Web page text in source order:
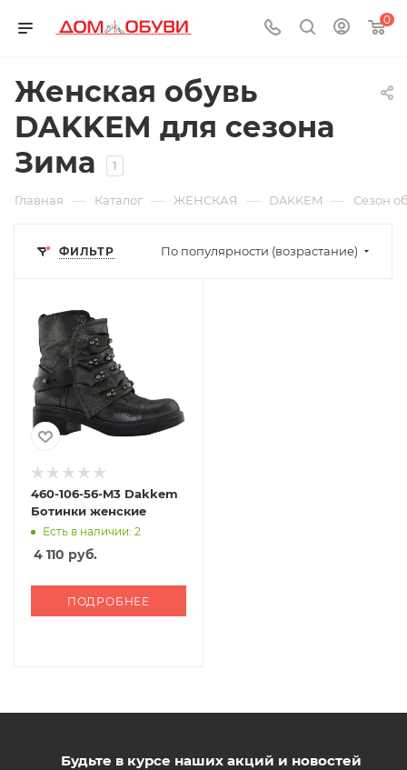
0
Женская обувь
DAKKEM для сезона
Зима
1
Главная — Каталог — ЖЕНСКАЯ — DAKKEM — Cезон
ФИЛЬТР По популярности (возрастание)
460-106-56-M3 Dakkem
Ботинки женские
Есть в наличии: 2
4 110 руб.
ПОДРОБНЕЕ
Будьте в курсе наших акций и новостей